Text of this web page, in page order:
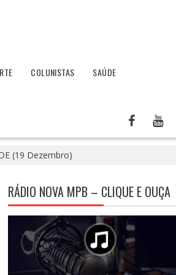
COLUNISTAS SAÚDE
(19 Dezembro)
RÁDIO NOVA MPB – CLIQUE E OUÇA